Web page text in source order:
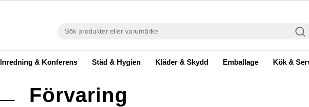
Inredning & Konferens Städ & Hygien Kläder & Skydd Emballage Kök &
Förvaring